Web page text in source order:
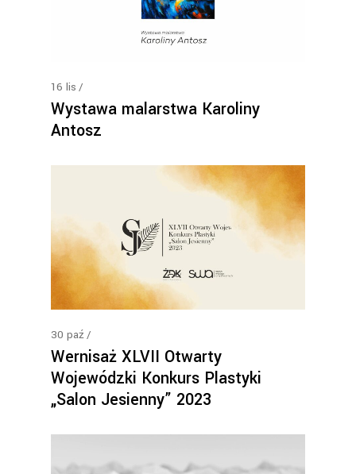
16 lis
Wystawa malarstwa Karoliny
Antosz
30 paź
Wernisaż XLVII Otwarty
Wojewódzki Konkurs Plastyki
„Salon Jesienny” 2023